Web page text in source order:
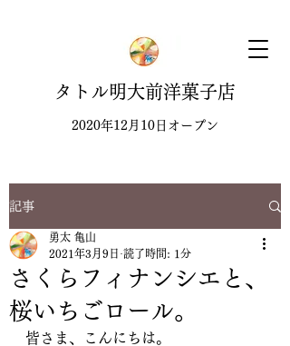
タトル明大前洋菓子店
2020年12月10日オープン
記事
さくらフィナンシエと、
桜いちごロール。
勇太 亀山
2021年3月9日 読了時間: 1分
皆さま、こんにちは。